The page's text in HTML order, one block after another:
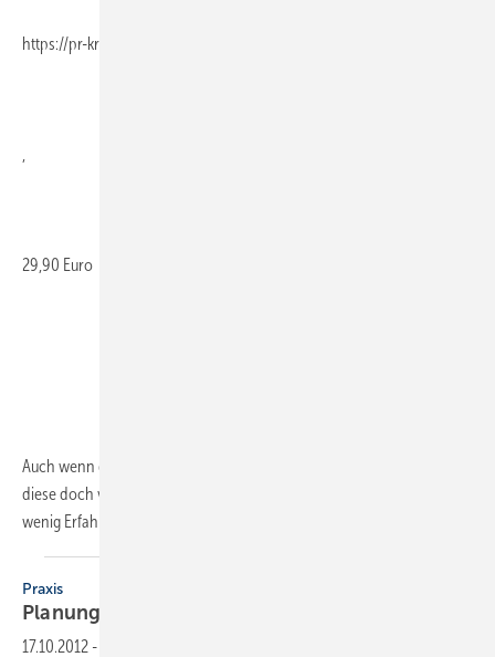
https://pr-krampitz.de/
29,90 Euro
Auch wenn die Zielgruppe des Buches eher Hersteller sind, so haben
diese doch viel gemeinsam mit den meisten Handwerkern: Sie haben
wenig Erfahrung
Praxis
Planungshandbuch
17.10.2012 -